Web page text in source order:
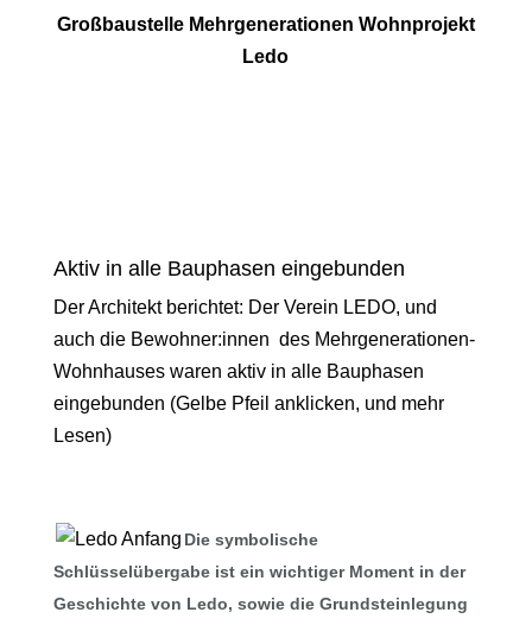
Großbaustelle Mehrgenerationen Wohnprojekt
Ledo
Aktiv in alle Bauphasen eingebunden
Der Architekt berichtet: Der Verein LEDO, und
auch die Bewohner:innen des Mehrgenerationen-
Wohnhauses waren aktiv in alle Bauphasen
eingebunden (Gelbe Pfeil anklicken, und mehr
Lesen)
Die symbolische
Schlüsselübergabe ist ein wichtiger Moment in der
Geschichte von Ledo, sowie die Grundsteinlegung